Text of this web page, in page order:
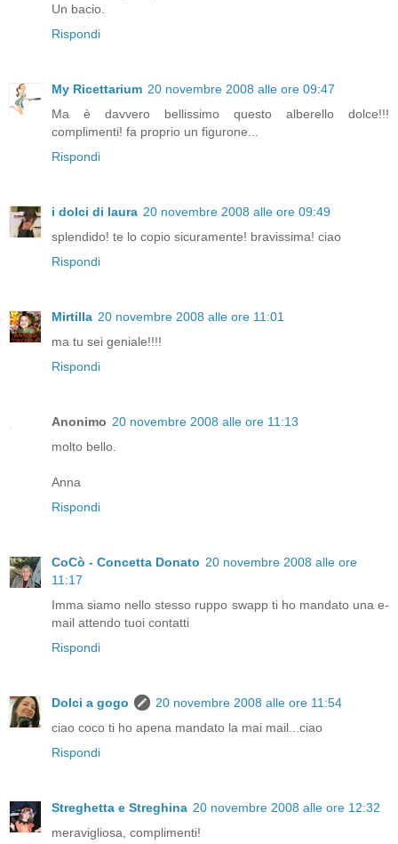
Un bacio.
Rispondi
My Ricettarium 20 novembre 2008 alle ore 09:47
Ma è davvero bellissimo questo alberello dolce!!!
complimenti! fa proprio un figurone...
Rispondi
i dolci di laura 20 novembre 2008 alle ore 09:49
splendido! te lo copio sicuramente! bravissima! ciao
Rispondi
Mirtilla 20 novembre 2008 alle ore 11:01
ma tu sei geniale!!!!
Rispondi
Anonimo 20 novembre 2008 alle ore 11:13
molto bello.
Anna
Rispondi
CoCò - Concetta Donato 20 novembre 2008 alle ore
11:17
Imma siamo nello stesso ruppo swapp ti ho mandato una e-
mail attendo tuoi contatti
Rispondi
Dolci a gogo
20 novembre 2008 alle ore 11:54
ciao coco ti ho apena mandato la mai mail...ciao
Rispondi
Streghetta e Streghina 20 novembre 2008 alle ore 12:32
meravigliosa, complimenti!